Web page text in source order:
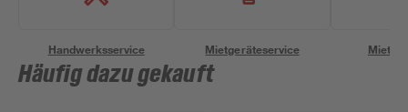
Handwerksservice Mietgeräteservice
Häufig dazu gekauft